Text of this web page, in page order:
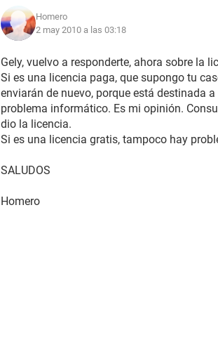
Homero
2 may 2010 a las 03:18
Gely, vuelvo a responderte, ahora sobre la
Si es una licencia paga, que supongo tu
enviarán de nuevo, porque está destinada
problema informático. Es mi opinión.
dio la licencia.
Si es una licencia gratis, tampoco hay
SALUDOS
Homero